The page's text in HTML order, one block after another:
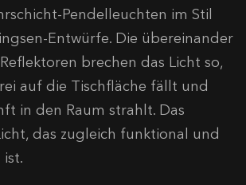
Pendelleuchten im Stil
Entwürfe. Die übereinander
brechen das Licht so,
auf die Tischfläche fällt und
in den Raum strahlt. Das
das zugleich funktional und